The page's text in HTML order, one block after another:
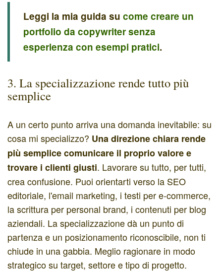
Leggi la mia guida su come creare un
portfolio da copywriter senza
esperienza con esempi pratici.
3. La specializzazione rende tutto più
semplice
A un certo punto arriva una domanda inevitabile: su
cosa mi specializzo? Una direzione chiara rende
più semplice comunicare il proprio valore e
trovare i clienti giusti. Lavorare su tutto, per tutti,
crea confusione. Puoi orientarti verso la SEO
editoriale, l'email marketing, i testi per e-commerce,
la scrittura per personal brand, i contenuti per blog
aziendali. La specializzazione dà un punto di
partenza e un posizionamento riconoscibile, non ti
chiude in una gabbia. Meglio ragionare in modo
strategico su target, settore e tipo di progetto.